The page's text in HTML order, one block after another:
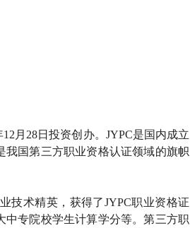
12 月 28日投资创办。 JYPC是国内成立
我国第三方职业资格认证领域的旗帜
技术精英，获得了JYPC职业资格证
专院校学生计算学分等。第三方职